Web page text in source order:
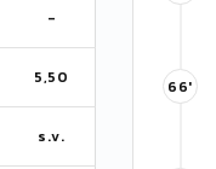
-
5,50
s.v.
66'